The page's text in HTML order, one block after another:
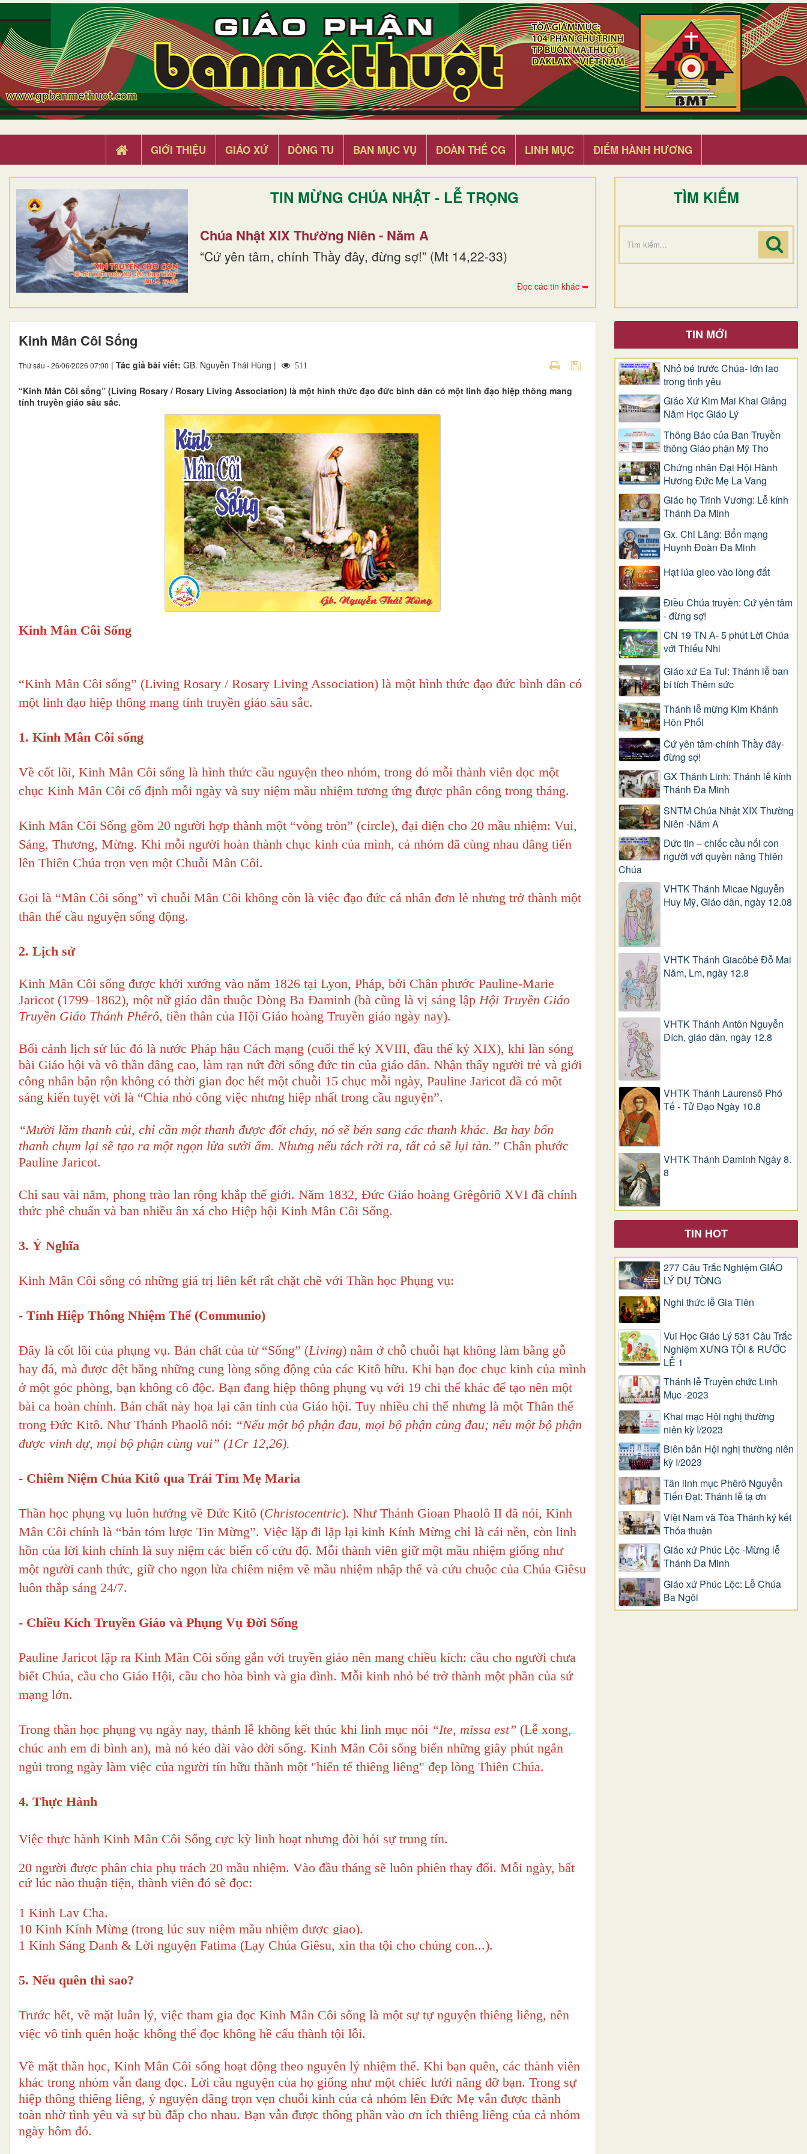
GIỚI THIỆU GIÁO XỨ DÒNG TU BAN MỤC VỤ ĐOÀN THỂ CG LINH MỤC ĐIỂM HÀNH HƯƠNG
TIN MỪNG CHÚA NHẬT - LỄ TRỌNG
Chúa Nhật XIX Thường Niên - Năm A
“Cứ yên tâm, chính Thầy đây, đừng sợ!” (Mt 14,22-33)
Đọc các tin khác ➥
TÌM KIẾM
Kinh Mân Côi Sống
Thứ sáu - 26/06/2026 07:00 | Tác giả bài viết: GB. Nguyễn Thái Hùng | 511
“Kinh Mân Côi sống” (Living Rosary / Rosary Living Association) là một hình thức đạo đức bình dân có một linh đạo hiệp thông mang
tính truyền giáo sâu sắc.
Kinh Mân Côi Sống
“Kinh Mân Côi sống” (Living Rosary / Rosary Living Association) là một hình thức đạo đức bình dân có
một linh đạo hiệp thông mang tính truyền giáo sâu sắc.
1. Kinh Mân Côi sống
Về cốt lõi, Kinh Mân Côi sống là hình thức cầu nguyện theo nhóm, trong đó mỗi thành viên đọc một
chục Kinh Mân Côi cố định mỗi ngày và suy niệm mầu nhiệm tương ứng được phân công trong tháng.
Kinh Mân Côi Sống gồm 20 người hợp thành một “vòng tròn” (circle), đại diện cho 20 mầu nhiệm: Vui,
Sáng, Thương, Mừng. Khi mỗi người hoàn thành chục kinh của mình, cả nhóm đã cùng nhau dâng tiến
lên Thiên Chúa trọn vẹn một Chuỗi Mân Côi.
Gọi là “Mân Côi sống” vì chuỗi Mân Côi không còn là việc đạo đức cá nhân đơn lẻ nhưng trở thành một
thân thể cầu nguyện sống động.
2. Lịch sử
Kinh Mân Côi sống được khởi xướng vào năm 1826 tại Lyon, Pháp, bởi Chân phước Pauline-Marie
Jaricot (1799–1862), một nữ giáo dân thuộc Dòng Ba Đaminh (bà cũng là vị sáng lập Hội Truyền Giáo
Truyền Giáo Thánh Phêrô, tiền thân của Hội Giáo hoàng Truyền giáo ngày nay).
Bối cảnh lịch sử lúc đó là nước Pháp hậu Cách mạng (cuối thế kỷ XVIII, đầu thế kỷ XIX), khi làn sóng
bài Giáo hội và vô thần dâng cao, làm rạn nứt đời sống đức tin của giáo dân. Nhận thấy người trẻ và giới
công nhân bận rộn không có thời gian đọc hết một chuỗi 15 chục mỗi ngày, Pauline Jaricot đã có một
sáng kiến tuyệt vời là “Chia nhỏ công việc nhưng hiệp nhất trong cầu nguyện”.
“Mười lăm thanh củi, chỉ cần một thanh được đốt cháy, nó sẽ bén sang các thanh khác. Ba hay bốn
thanh chụm lại sẽ tạo ra một ngọn lửa sưởi ấm. Nhưng nếu tách rời ra, tất cả sẽ lụi tàn.” Chân phước
Pauline Jaricot.
Chỉ sau vài năm, phong trào lan rộng khắp thế giới. Năm 1832, Đức Giáo hoàng Grêgôriô XVI đã chính
thức phê chuẩn và ban nhiều ân xá cho Hiệp hội Kinh Mân Côi Sống.
3. Ý Nghĩa
Kinh Mân Côi sống có những giá trị liên kết rất chặt chẽ với Thần học Phụng vụ:
- Tính Hiệp Thông Nhiệm Thể (Communio)
Đây là cốt lõi của phụng vụ. Bản chất của từ “Sống” (Living) nằm ở chỗ chuỗi hạt không làm bằng gỗ
hay đá, mà được dệt bằng những cung lòng sống động của các Kitô hữu. Khi bạn đọc chục kinh của mình
ở một góc phòng, bạn không cô độc. Bạn đang hiệp thông phụng vụ với 19 chi thể khác để tạo nên một
bài ca hoàn chỉnh. Bản chất này họa lại căn tính của Giáo hội. Tuy nhiều chi thể nhưng là một Thân thể
trong Đức Kitô. Như Thánh Phaolô nói: “Nếu một bộ phận đau, mọi bộ phận cùng đau; nếu một bộ phận
được vinh dự, mọi bộ phận cùng vui” (1Cr 12,26).
- Chiêm Niệm Chúa Kitô qua Trái Tim Mẹ Maria
Thần học phụng vụ luôn hướng về Đức Kitô (Christocentric). Như Thánh Gioan Phaolô II đã nói, Kinh
Mân Côi chính là “bản tóm lược Tin Mừng”. Việc lặp đi lặp lại kinh Kính Mừng chỉ là cái nền, còn linh
hồn của lời kinh chính là suy niệm các biến cố cứu độ. Mỗi thành viên giữ một mầu nhiệm giống như
một người canh thức, giữ cho ngọn lửa chiêm niệm về mầu nhiệm nhập thể và cứu chuộc của Chúa Giêsu
luôn thắp sáng 24/7.
- Chiều Kích Truyền Giáo và Phụng Vụ Đời Sống
Pauline Jaricot lập ra Kinh Mân Côi sống gắn với truyền giáo nên mang chiều kích: cầu cho người chưa
biết Chúa, cầu cho Giáo Hội, cầu cho hòa bình và gia đình. Mỗi kinh nhỏ bé trở thành một phần của sứ
mạng lớn.
Trong thần học phụng vụ ngày nay, thánh lễ không kết thúc khi linh mục nói “Ite, missa est” (Lễ xong,
chúc anh em đi bình an), mà nó kéo dài vào đời sống. Kinh Mân Côi sống biến những giây phút ngắn
ngủi trong ngày làm việc của người tín hữu thành một "hiến tế thiêng liêng" đẹp lòng Thiên Chúa.
4. Thực Hành
Việc thực hành Kinh Mân Côi Sống cực kỳ linh hoạt nhưng đòi hỏi sự trung tín.
20 người được phân chia phụ trách 20 mầu nhiệm. Vào đầu tháng sẽ luôn phiên thay đổi. Mỗi ngày, bất
cứ lúc nào thuận tiện, thành viên đó sẽ đọc:
1 Kinh Lạy Cha.
10 Kinh Kính Mừng (trong lúc suy niệm mầu nhiệm được giao).
1 Kinh Sáng Danh & Lời nguyện Fatima (Lạy Chúa Giêsu, xin tha tội cho chúng con...).
5. Nếu quên thì sao?
Trước hết, về mặt luân lý, việc tham gia đọc Kinh Mân Côi sống là một sự tự nguyện thiêng liêng, nên
việc vô tình quên hoặc không thể đọc không hề cấu thành tội lỗi.
Về mặt thần học, Kinh Mân Côi sống hoạt động theo nguyên lý nhiệm thể. Khi bạn quên, các thành viên
khác trong nhóm vẫn đang đọc. Lời cầu nguyện của họ giống như một chiếc lưới nâng đỡ bạn. Trong sự
hiệp thông thiêng liêng, ý nguyện dâng trọn vẹn chuỗi kinh của cả nhóm lên Đức Mẹ vẫn được thành
toàn nhờ tình yêu và sự bù đắp cho nhau. Bạn vẫn được thông phần vào ơn ích thiêng liêng của cả nhóm
ngày hôm đó.
TIN MỚI
Nhỏ bé trước Chúa- lớn lao
trong tình yêu
Giáo Xứ Kim Mai Khai Giảng
Năm Học Giáo Lý
Thông Báo của Ban Truyền
thông Giáo phận Mỹ Tho
Chứng nhân Đại Hội Hành
Hương Đức Mẹ La Vang
Giáo họ Trinh Vương: Lễ kính
Thánh Đa Minh
Gx. Chi Lăng: Bổn mạng
Huynh Đoàn Đa Minh
Hạt lúa gieo vào lòng đất
Điều Chúa truyền: Cứ yên tâm
- đừng sợ!
CN 19 TN A- 5 phút Lời Chúa
với Thiếu Nhi
Giáo xứ Ea Tul: Thánh lễ ban
bí tích Thêm sức
Thánh lễ mừng Kim Khánh
Hôn Phối
Cứ yên tâm-chính Thầy đây-
đừng sợ!
GX Thánh Linh: Thánh lễ kính
Thánh Đa Minh
SNTM Chúa Nhật XIX Thường
Niên -Năm A
Đức tin – chiếc cầu nối con
người với quyền năng Thiên
Chúa
VHTK Thánh Micae Nguyễn
Huy Mỹ, Giáo dân, ngày 12.08
VHTK Thánh Giacôbê Ðỗ Mai
Năm, Lm, ngày 12.8
VHTK Thánh Antôn Nguyễn
Ðích, giáo dân, ngày 12.8
VHTK Thánh Laurensô Phó
Tế - Tử Đạo Ngày 10.8
VHTK Thánh Đaminh Ngày 8.
8
TIN HOT
277 Câu Trắc Nghiệm GIÁO
LÝ DỰ TÒNG
Nghi thức lễ Gia Tiên
Vui Học Giáo Lý 531 Câu Trắc
Nghiệm XƯNG TỘI & RƯỚC
LỄ 1
Thánh lễ Truyền chức Linh
Mục -2023
Khai mạc Hội nghị thường
niên kỳ I/2023
Biên bản Hội nghị thường niên
kỳ I/2023
Tân linh mục Phêrô Nguyễn
Tiến Đạt: Thánh lễ tạ ơn
Việt Nam và Tòa Thánh ký kết
Thỏa thuận
Giáo xứ Phúc Lộc -Mừng lễ
Thánh Đa Minh
Giáo xứ Phúc Lộc: Lễ Chúa
Ba Ngôi